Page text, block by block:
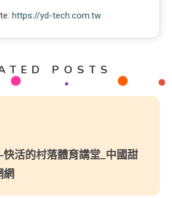
https://yd-tech.com.tw
POSTS
活的村落體育講堂_中國甜
網